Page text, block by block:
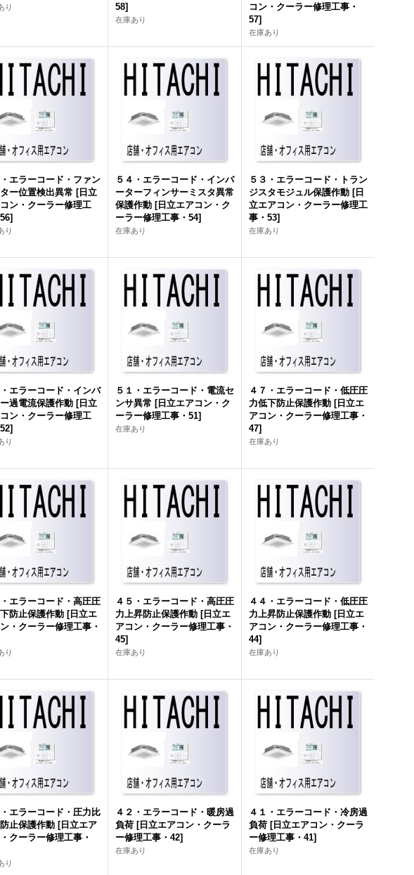
り
58]
在庫あり
コン・クーラー修理工事・
57]
在庫あり
エラーコード・ファン
ー位置検出異常 [日立
ン・クーラー修理工
]
り
５４・エラーコード・インバ
ーターフィンサーミスタ異常
保護作動 [日立エアコン・ク
ーラー修理工事・54]
在庫あり
５３・エラーコード・トラン
ジスタモジュル保護作動 [日
立エアコン・クーラー修理工
事・53]
在庫あり
エラーコード・インバ
過電流保護作動 [日立
ン・クーラー修理工
]
り
５１・エラーコード・電流セ
ンサ異常 [日立エアコン・ク
ーラー修理工事・51]
在庫あり
４７・エラーコード・低圧圧
力低下防止保護作動 [日立エ
アコン・クーラー修理工事・
47]
在庫あり
エラーコード・高圧圧
防止保護作動 [日立エ
・クーラー修理工事・
り
４５・エラーコード・高圧圧
力上昇防止保護作動 [日立エ
アコン・クーラー修理工事・
45]
在庫あり
４４・エラーコード・低圧圧
力上昇防止保護作動 [日立エ
アコン・クーラー修理工事・
44]
在庫あり
エラーコード・圧力比
止保護作動 [日立エア
クーラー修理工事・
り
４２・エラーコード・暖房過
負荷 [日立エアコン・クーラ
ー修理工事・42]
在庫あり
４１・エラーコード・冷房過
負荷 [日立エアコン・クーラ
ー修理工事・41]
在庫あり